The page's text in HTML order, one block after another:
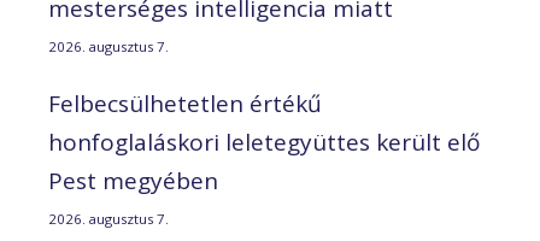
mesterséges intelligencia miatt
2026. augusztus 7.
Felbecsülhetetlen értékű
honfoglaláskori leletegyüttes került elő
Pest megyében
2026. augusztus 7.